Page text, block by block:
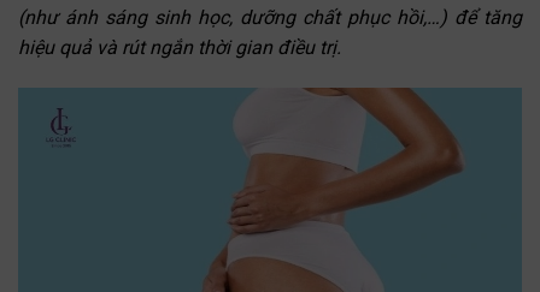
(như ánh sáng sinh học, dưỡng chất phục hồi,…) để tăng
hiệu quả và rút ngắn thời gian điều trị.